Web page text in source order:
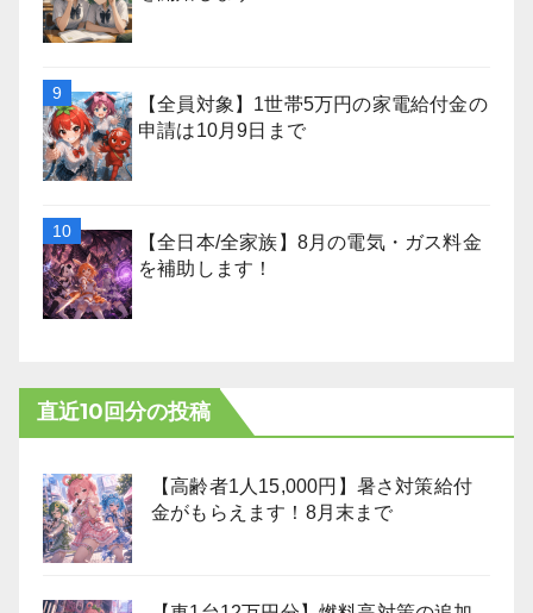
【全員対象】1世帯5万円の家電給付金の
申請は10月9日まで
【全日本/全家族】8月の電気・ガス料金
を補助します！
直近10回分の投稿
【高齢者1人15,000円】暑さ対策給付
金がもらえます！8月末まで